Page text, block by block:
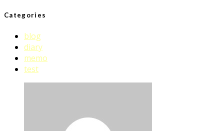
Categories
blog
diary
memo
test